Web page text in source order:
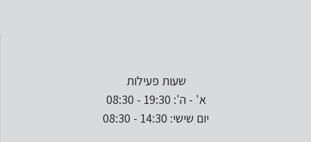
שעות פעילות
א' - ה': 19:30 - 08:30
יום שישי: 14:30 - 08:30